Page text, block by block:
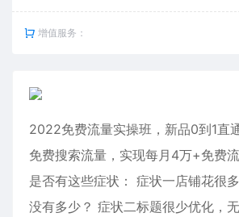
增值服务：
2022免费流量实操班，新品0到1直
免费搜索流量，实现每月4万+免费
是否有这些症状： 症状一店铺花很
没有多少？ 症状二标题很少优化，